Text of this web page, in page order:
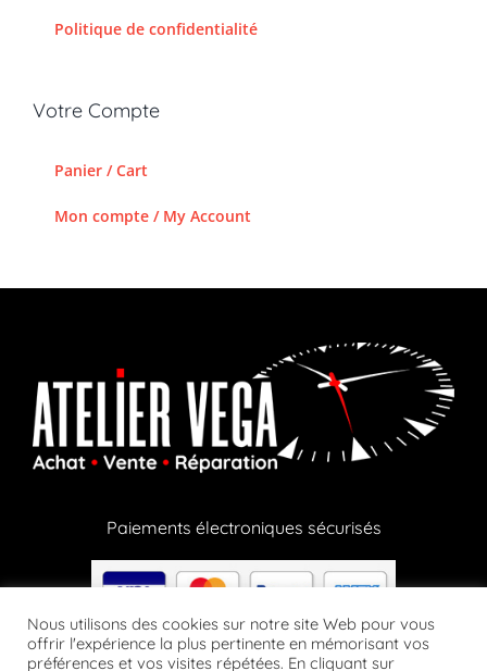
Politique de confidentialité
Votre Compte
Panier / Cart
Mon compte / My Account
Paiements électroniques sécurisés
Nous utilisons des cookies sur notre site Web pour vous
offrir l'expérience la plus pertinente en mémorisant vos
préférences et vos visites répétées. En cliquant sur